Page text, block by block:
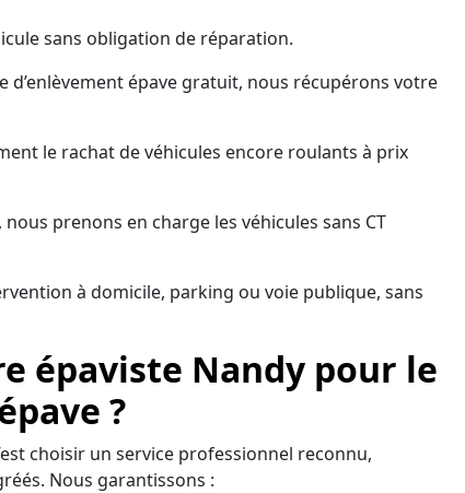
sans obligation de réparation.
d’enlèvement épave gratuit, nous récupérons votre
le rachat de véhicules encore roulants à prix
prenons en charge les véhicules sans CT
à domicile, parking ou voie publique, sans
épaviste Nandy pour le
?
choisir un service professionnel reconnu,
Nous garantissons :